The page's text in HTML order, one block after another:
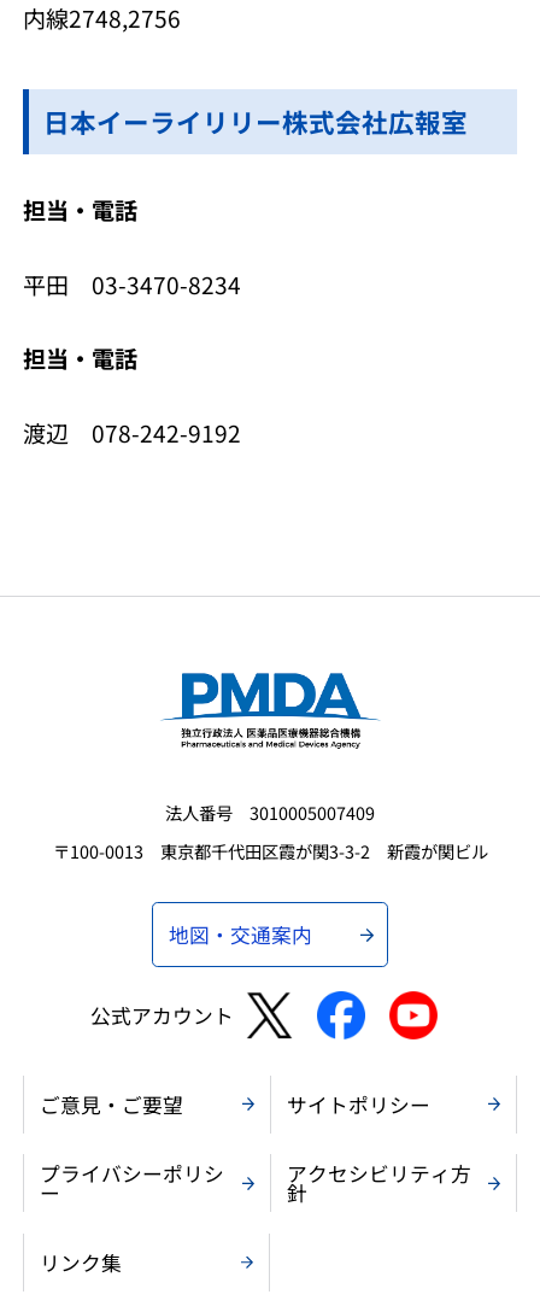
内線2748,2756
日本イーライリリー株式会社広報室
担当・電話
平田 03-3470-8234
担当・電話
渡辺 078-242-9192
法人番号 3010005007409
〒100-0013 東京都千代田区霞が関3-3-2 新霞が関ビル
地図・交通案内
公式アカウント
ご意見・ご要望 サイトポリシー
プライバシーポリシ
ー
アクセシビリティ方
針
リンク集